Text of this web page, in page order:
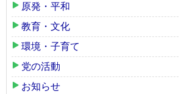
原発・平和
教育・文化
環境・子育て
党の活動
お知らせ